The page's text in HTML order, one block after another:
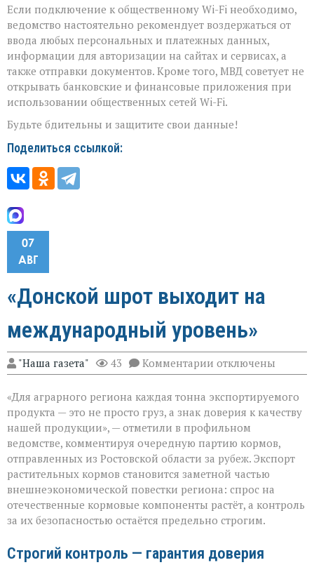
Если подключение к общественному Wi-Fi необходимо,
ведомство настоятельно рекомендует воздержаться от
ввода любых персональных и платежных данных,
информации для авторизации на сайтах и сервисах, а
также отправки документов. Кроме того, МВД советует не
открывать банковские и финансовые приложения при
использовании общественных сетей Wi-Fi.
Будьте бдительны и защитите свои данные!
Поделиться ссылкой:
07
АВГ
«Донской шрот выходит на
международный уровень»
"Наша газета" 43 Комментарии к
записи
шрот
выходит
международный
уровень»
отключены
«Для аграрного региона каждая тонна экспортируемого
продукта — это не просто груз, а знак доверия к качеству
нашей продукции», — отметили в профильном
ведомстве, комментируя очередную партию кормов,
отправленных из Ростовской области за рубеж. Экспорт
растительных кормов становится заметной частью
внешнеэкономической повестки региона: спрос на
отечественные кормовые компоненты растёт, а контроль
за их безопасностью остаётся предельно строгим.
Строгий контроль — гарантия доверия